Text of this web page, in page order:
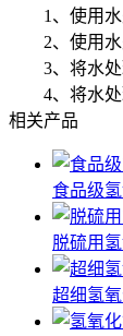
1、使用水
2、使用水
3、将水处
4、将水处
相关产品
食品级
脱硫用
超细氢